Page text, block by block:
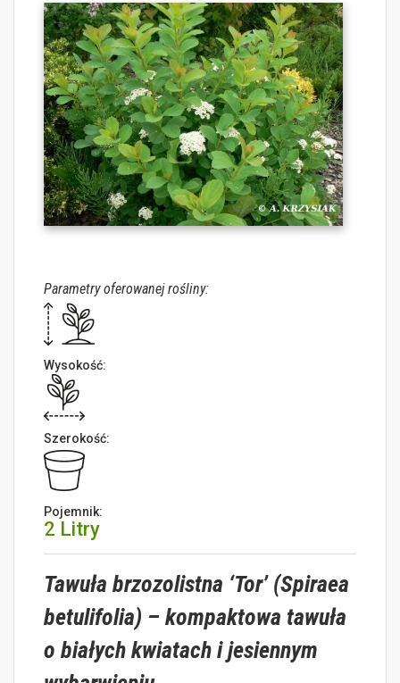
Parametry oferowanej rośliny:
Wysokość:
Szerokość:
Pojemnik:
2 Litry
Tawuła brzozolistna ‘Tor’ (Spiraea
betulifolia) – kompaktowa tawuła
o białych kwiatach i jesiennym